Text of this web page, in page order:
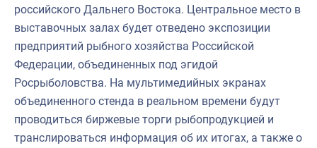
российского Дальнего Востока. Центральное место в
выставочных залах будет отведено экспозиции
предприятий рыбного хозяйства Российской
Федерации, объединенных под эгидой
Росрыболовства. На мультимедийных экранах
объединенного стенда в реальном времени будут
проводиться биржевые торги рыбопродукцией и
транслироваться информация об их итогах, а также о